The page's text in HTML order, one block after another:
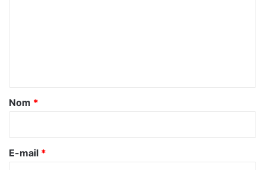
a
r
e
Nom *
E-mail *